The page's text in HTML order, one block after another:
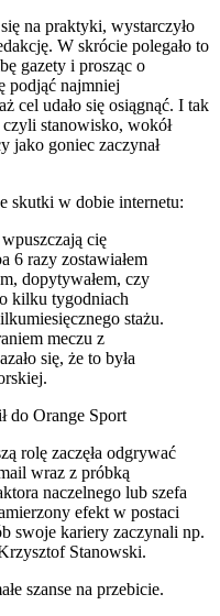
na praktyki, wystarczyło
W skrócie polegało to
gazety i prosząc o
podjąć najmniej
cel udało się osiągnąć. I tak
stanowisko, wokół
jako goniec zaczynał
skutki w dobie internetu:
cię
6 razy zostawiałem
dopytywałem, czy
kilku tygodniach
stażu.
meczu z
się, że to była
do Orange Sport
rolę zaczęła odgrywać
wraz z próbką
naczelnego lub szefa
efekt w postaci
swoje kariery zaczynali np.
Stanowski.
szanse na przebicie.